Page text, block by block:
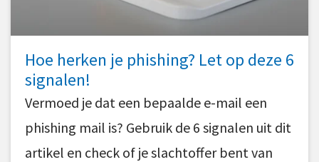
Hoe herken je phishing? Let op deze 6
signalen!
Vermoed je dat een bepaalde e-mail een
phishing mail is? Gebruik de 6 signalen uit dit
artikel en check of je slachtoffer bent van